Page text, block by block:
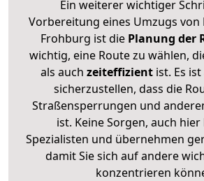
Ein weiterer wichtiger
Vorbereitung eines Umzugs
Frohburg ist diePlanung der
wichtig, eine Route zu wählen,
als auch zeiteffizientist. Es ist
sicherzustellen, dass die
Straßensperrungen und
ist. Keine Sorgen, auch
Spezialisten und übernehmen
damit Sie sich auf andere
konzentrieren